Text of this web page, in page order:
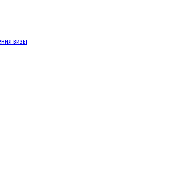
визы